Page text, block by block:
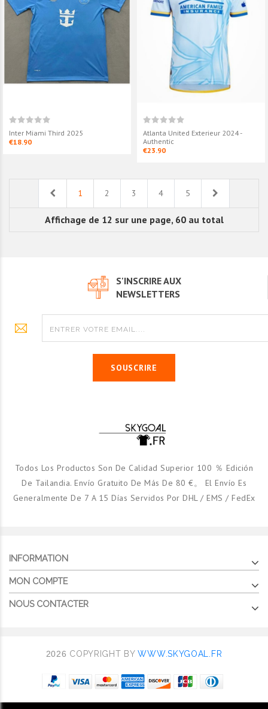
Inter Miami Third 2025
€18.90
Atlanta United Exterieur 2024 -
Authentic
€23.90
Previous1 2 3 4 5
Affichage de 12 sur une page, 60 au total
S'INSCRIRE AUX
NEWSLETTERS
SOUSCRIRE
Todos Los Productos Son De Calidad Superior 100 ％ Edición
De Tailandia. Envío Gratuito De Más De 80 €。 El Envío Es
Generalmente De 7 A 15 Días Servidos Por DHL / EMS / FedEx
INFORMATION
MON COMPTE
NOUS CONTACTER
2026 COPYRIGHT BYWWW.SKYGOAL.FR